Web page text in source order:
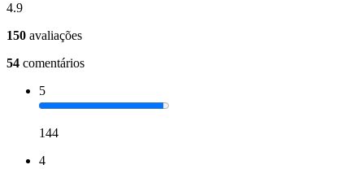
4.9
150 avaliações
54 comentários
5
144
4